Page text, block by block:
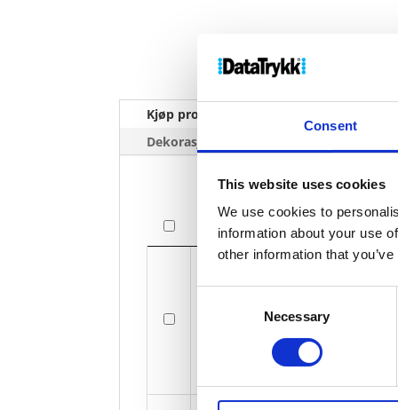
Consent
This website uses cookies
We use cookies to
information about your use
other information that
Necessary
Kjøp produkt uten print
Dekorasjonpriser
Bilde
Bilde